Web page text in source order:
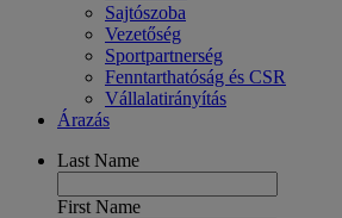
Sajtószoba
Vezetőség
Sportpartnerség
Fenntarthatóság és CSR
Vállalatirányítás
Árazás
Last Name
First Name